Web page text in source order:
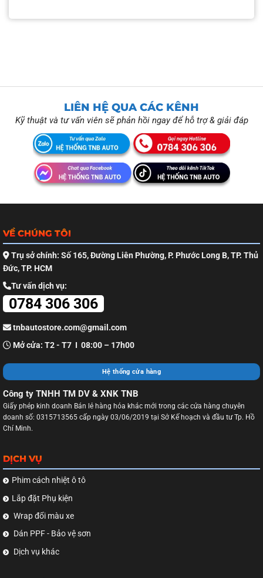
LIÊN HỆ QUA CÁC KÊNH
Kỹ thuật và tư vấn viên sẽ phản hồi ngay để hỗ trợ & giải đáp
VỀ CHÚNG TÔI
Trụ sở chính: Số 165, Đường Liên Phường, P. Phước Long B, TP. Thủ
Đức, TP. HCM
Tư vấn dịch vụ:
0784 306 306
tnbautostore.com@gmail.com
Mở cửa: T2 - T7 I 08:00 – 17h00
Hệ thống cửa hàng
Công ty TNHH TM DV & XNK TNB
Giấy phép kinh doanh Bán lẻ hàng hóa khác mới trong các cửa hàng chuyên
doanh số: 0315713565 cấp ngày 03/06/2019 tại Sở Kế hoạch và đầu tư Tp. Hồ
Chí Minh.
DỊCH VỤ
Phim cách nhiệt ô tô
Lắp đặt Phụ kiện
Wrap đổi màu xe
Dán PPF - Bảo vệ sơn
Dịch vụ khác